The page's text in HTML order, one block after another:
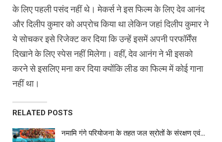
के लिए पहली पसंद नहीं थे। मेकर्स ने इस फिल्म के लिए देव आनंद
और दिलीप कुमार को अप्रोच किया था लेकिन जहां दिलीप कुमार ने
ये सोचकर इसे रिजेक्ट कर दिया कि उन्हें इसमें अपनी परफॉर्मेंस
दिखाने के लिए स्पेस नहीं मिलेगा। वहीं, देव आनंग ने भी इसको
करने से इसलिए मना कर दिया क्योंकि लीड का फिल्म में कोई गाना
नहीं था।
RELATED POSTS
नमामि गंगे परियोजना के तहत जल स्रोतों के संरक्षण एवं…